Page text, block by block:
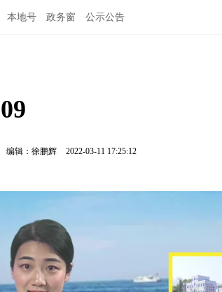
本地号 政务窗 公示公告
编辑：徐鹏辉 2022-03-11 17:25:12